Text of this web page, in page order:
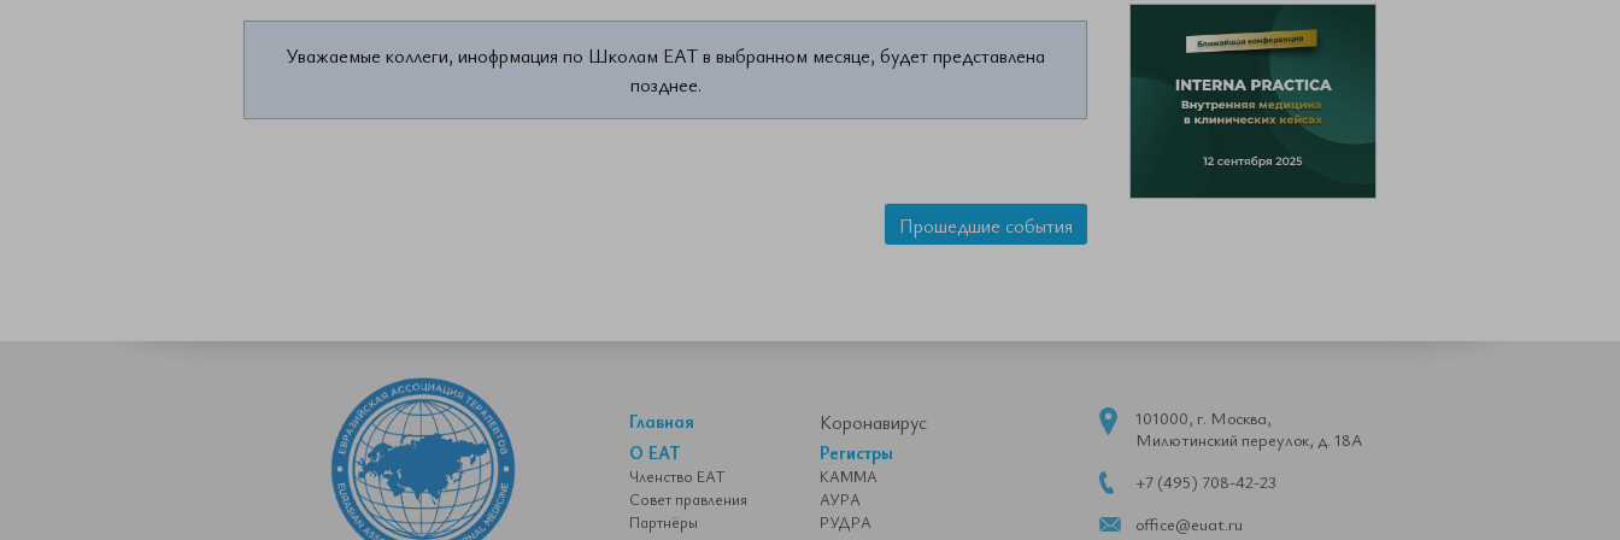
Уважаемые коллеги, инофрмация по Школам ЕАТ в выбранном месяце, будет представлена
позднее.
Прошедшие события
Главная
О ЕАТ
Членство ЕАТ
Совет правления
Партнёры
Коронавирус
Регистры
КАММА
АУРА
РУДРА
101000, г. Москва,
Милютинский переулок, д. 18А
+7 (495) 708-42-23
office@euat.ru